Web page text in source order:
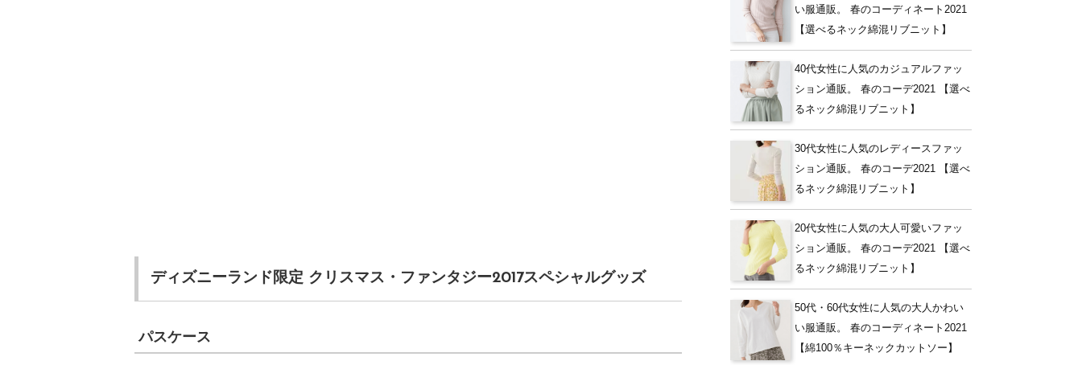
ディズニーランド限定 クリスマス・ファンタジー2017スペシャルグッズ
パスケース
い服通販。 春のコーディネート2021
【選べるネック綿混リブニット】
40代女性に人気のカジュアルファッ
ション通販。 春のコーデ2021 【選べ
るネック綿混リブニット】
30代女性に人気のレディースファッ
ション通販。 春のコーデ2021 【選べ
るネック綿混リブニット】
20代女性に人気の大人可愛いファッ
ション通販。 春のコーデ2021 【選べ
るネック綿混リブニット】
50代・60代女性に人気の大人かわい
い服通販。 春のコーディネート2021
【綿100％キーネックカットソー】